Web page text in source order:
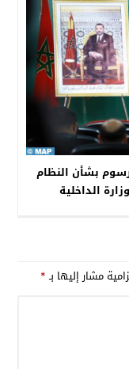
بشأن النظام
الداخلية
مشار إليها بـ*